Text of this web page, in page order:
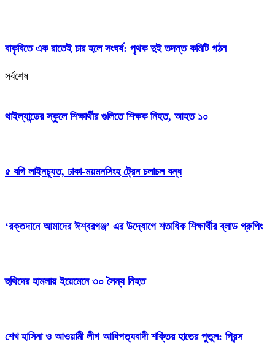
বাকৃবিতে এক রাতেই চার হলে সংঘর্ষ: পৃথক দুই তদন্ত কমিটি গঠন
সর্বশেষ
থাইল্যান্ডের স্কুলে শিক্ষার্থীর গুলিতে শিক্ষক নিহত, আহত ১০
৫ বগি লাইনচ্যুত, ঢাকা-ময়মনসিংহ ট্রেন চলাচল বন্ধ
‘রক্তদানে আমাদের ঈশ্বরগঞ্জ’ এর উদ্যোগে শতাধিক শিক্ষার্থীর ব্লাড গ্রুপিং
হুথিদের হামলায় ইয়েমেনে ৩০ সৈন্য নিহত
শেখ হাসিনা ও আওয়ামী লীগ আধিপত্যবাদী শক্তির হাতের পুতুল: প্রিন্স